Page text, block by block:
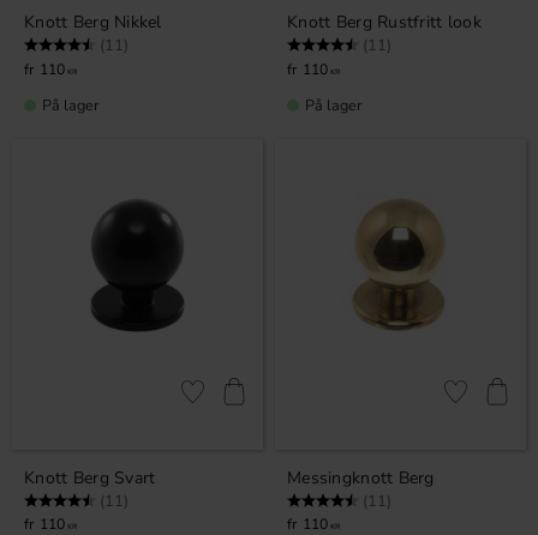
Knott Berg Nikkel
Karakter: (11)
110 KR
På lager
Knott Berg Rustfritt look
Karakter: (11)
110 KR
På lager
Knott Berg Svart
Karakter: (11)
110 KR
Lagre som favoritt
Messingknott Berg
Karakter: (11)
110 KR
Lagre som